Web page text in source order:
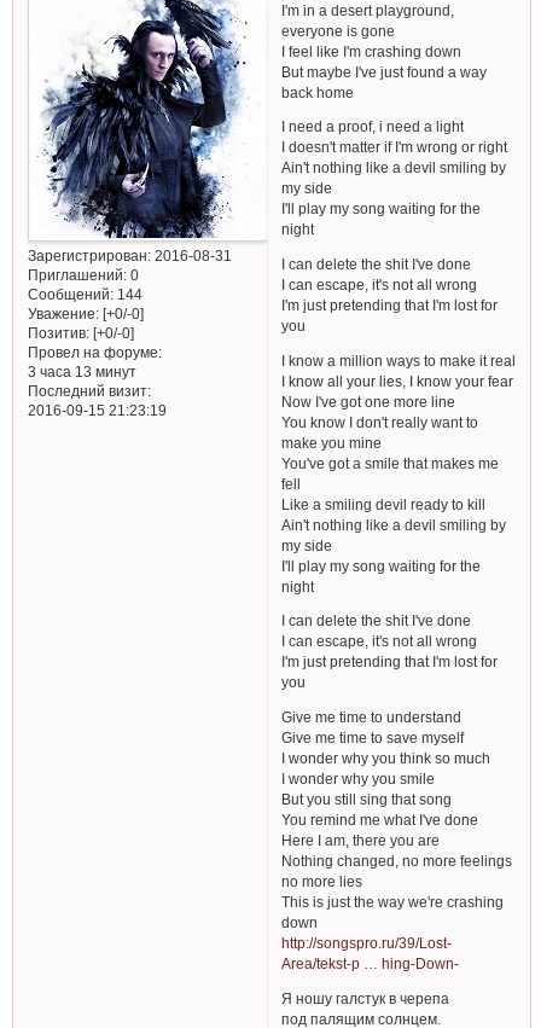
Зарегистрирован: 2016-08-31
Приглашений:0
Сообщений:144
Уважение: [+0/-0]
Позитив: [+0/-0]
Провел на форуме:
3 часа 13 минут
Последний визит:
2016-09-15 21:23:19
I'm in a desert playground,
everyone is gone
I feel like I'm crashing down
But maybe I've just found a way
back home
I need a proof, i need a light
I doesn't matter if I'm wrong or right
Ain't nothing like a devil smiling by
my side
I'll play my song waiting for the
night
I can delete the shit I've done
I can escape, it's not all wrong
I'm just pretending that I'm lost for
you
I know a million ways to make it real
I know all your lies, I know your fear
Now I've got one more line
You know I don't really want to
make you mine
You've got a smile that makes me
fell
Like a smiling devil ready to kill
Ain't nothing like a devil smiling by
my side
I'll play my song waiting for the
night
I can delete the shit I've done
I can escape, it's not all wrong
I'm just pretending that I'm lost for
you
Give me time to understand
Give me time to save myself
I wonder why you think so much
I wonder why you smile
But you still sing that song
You remind me what I've done
Here I am, there you are
Nothing changed, no more feelings
no more lies
This is just the way we're crashing
down
http://songspro.ru/39/Lost-
Area/tekst-p … hing-Down-
Я ношу галстук в черепа
под палящим солнцем.